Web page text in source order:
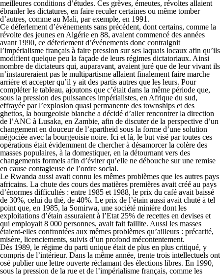
meilleures conditions d’études. Ces grèves, émeutes, révoltes allaient
ébranler les dictatures, en faire reculer certaines ou même tomber
d’autres, comme au Mali, par exemple, en 1991.
Ce déferlement d’événements sans précédent, dont certains, comme la
révolte des jeunes en Algérie en 88, avaient commencé des années
avant 1990, ce déferlement d’événements donc contraignit
l’impérialisme français à faire pression sur ses laquais locaux afin qu’ils
modifient quelque peu la façade de leurs régimes dictatoriaux. Ainsi
nombre de dictateurs qui, auparavant, avaient juré que de leur vivant ils
n’instaureraient pas le multipartisme allaient finalement faire marche
arrière et accepter qu’il y ait des partis autres que les leurs. Pour
compléter le tableau, ajoutons que c’était dans la même période que,
sous la pression des puissances impérialistes, en Afrique du sud,
effrayée par l’explosion quasi permanente des townships et des
ghettos, la bourgeoisie blanche a décidé d’aller rencontrer la direction
de l’ANC à Lusaka, en Zambie, afin de discuter de la perspective d’un
changement en douceur de l’apartheid sous la forme d’une solution
négociée avec la bourgeoisie noire. Ici et là, le but visé par toutes ces
opérations était évidemment de chercher à désamorcer la colère des
masses populaires, à la domestiquer, en la détournant vers des
changements formels afin d’éviter qu’elle ne débouche sur une remise
en cause contagieuse de l’ordre social.
Le Rwanda aussi avait connu les mêmes problèmes que les autres pays
africains. La chute des cours des matières premières avait créé au pays
d’énormes difficultés : entre 1985 et 1988, le prix du café avait baissé
de 30%, celui du thé, de 40%. Le prix de l’étain aussi avait chuté à tel
point que, en 1985, la Somirwa, une société minière dont les
exploitations d’étain assuraient à l’Etat 25% de recettes en devises et
qui employait 8 000 personnes, avait fait faillite. Aussi les masses
étaient-elles confrontées aux mêmes problèmes qu’ailleurs : précarité,
misère, licenciements, suivis d’un profond mécontentement.
Dès 1989, le régime du parti unique était de plus en plus critiqué, y
compris de l’intérieur. Dans la même année, trente trois intellectuels ont
osé publier une lettre ouverte réclamant des élections libres. En 1990,
sous la pression de la rue et de l’impérialisme français, comme les